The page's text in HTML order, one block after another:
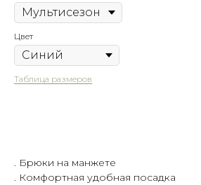
Цвет
Таблица размеров
. Брюки на манжете
. Комфортная удобная посадка